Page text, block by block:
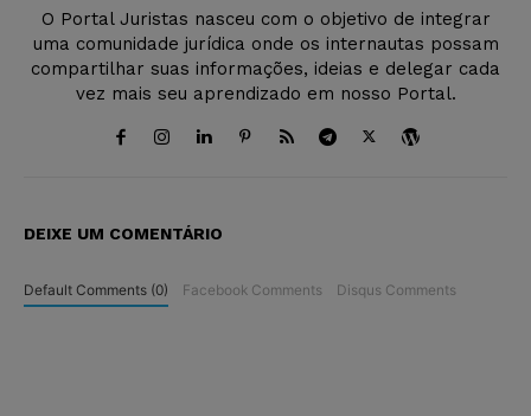
O Portal Juristas nasceu com o objetivo de integrar
uma comunidade jurídica onde os internautas possam
compartilhar suas informações, ideias e delegar cada
vez mais seu aprendizado em nosso Portal.
DEIXE UM COMENTÁRIO
Default Comments (0) Facebook Comments Disqus Comments